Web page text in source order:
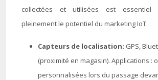
collectées et utilisées est essentiel
pleinement le potentiel du marketing IoT.
Capteurs de localisation: GPS,
(proximité en magasin). Applications :
personnalisées lors du passage